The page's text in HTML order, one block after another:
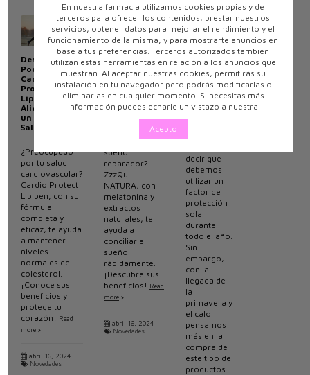
Descubre el
Poder de
Cardio
Protect
Lipiben: Tu
Aliado para
un Corazón
Saludable
¿Preocupado
por tu salud
cardiovascular?
Cardio Protect
Lipiben, con su
fórmula
completa y
eficaz, te ayuda
a mantener
niveles
normales de
colesterol.
¡Conoce sus
beneficios y
protege tu
corazón! Read
more
abril 16, 2024
Novedades
Descubre el
Poder de
ZzzQuil
NATURA: Tu
Complemento
para Dormir
¿Buscas un
sueño
reparador?
ZzzQuil
NATURA, con
melatonina y
extractos
naturales, te
ayuda a
conciliar el
sueño
rápidamente.
¡Descubre sus
beneficios! Read
more
abril 16, 2024
Novedades
SPF: su
significado
en cremas
de
protección
solar
decir que
debemos
utilizar un
factor de
protección
solar
durante
todo el año.
Sin
embargo,
con la
llegada de
la
primavera y
el calor
pensamos
más en la
compra de
este tipo de
productos.
En nuestra farmacia utilizamos cookies propias y de
terceros para ofrecer los contenidos, prestar nuestros
servicios, obtener datos para mejorar el rendimiento y el
funcionamiento de la misma, y para mostrarte anuncios en
base a tus preferencias. Terceros autorizados también
utilizan estas herramientas en relación a los anuncios que
muestran. Al aceptar nuestras cookies, permitirás su
instalación en tu navegador pero podrás modificarlas o
eliminarlas en cualquier momento. Si necesitas más
información puedes echarle un vistazo a nuestra
Acepto